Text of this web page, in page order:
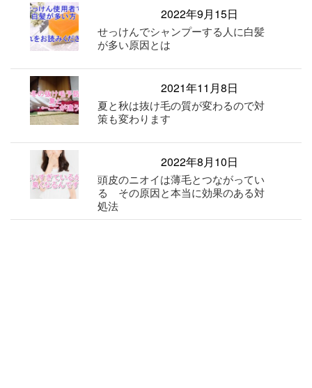
2022年9月15日
せっけんでシャンプーする人に白髪
が多い原因とは
2021年11月8日
夏と秋は抜け毛の質が変わるので対
策も変わります
2022年8月10日
頭皮のニオイは薄毛とつながってい
る その原因と本当に効果のある対
処法